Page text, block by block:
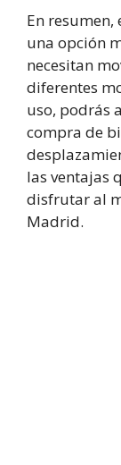
En
una opción
necesitan
diferentes
uso, podrás
compra de
las ventajas
disfrutar al
Madrid.